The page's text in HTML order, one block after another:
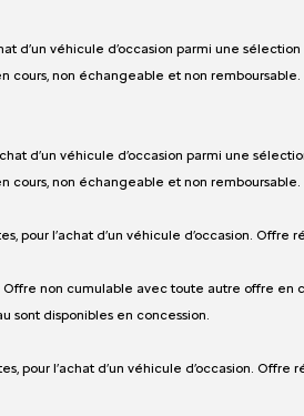
véhicule d’occasion parmi une sélection
cours, non échangeable et non remboursable.
véhicule d’occasion parmi une
cours, non échangeable et non remboursable.
pour l’achat d’un véhicule d’occasion.
non cumulable avec toute autre offre
sont disponibles en concession.
pour l’achat d’un véhicule d’occasion.